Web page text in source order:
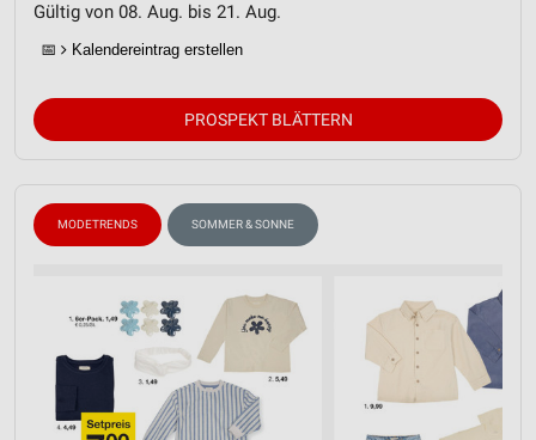
Gültig von 08. Aug. bis 21. Aug.
📅 Kalendereintrag erstellen
PROSPEKT BLÄTTERN
MODETRENDS SOMMER & SONNE